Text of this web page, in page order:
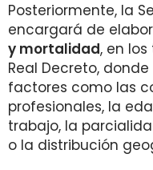
Posteriormente, la
encargará de
y mortalidad, en
Real Decreto,
factores como las
profesionales, la
trabajo, la
o la distribución